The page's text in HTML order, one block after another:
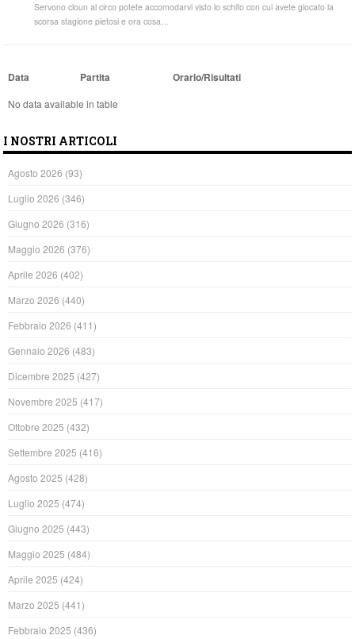
Servono cloun al circo potete accomodarvi visto lo schifo con cui avete giocato la
scorsa stagione pietosi e ora cosa…
Data Partita Orario/Risultati
No data available in table
I NOSTRI ARTICOLI
Agosto 2026 (93)
Luglio 2026 (346)
Giugno 2026 (316)
Maggio 2026 (376)
Aprile 2026 (402)
Marzo 2026 (440)
Febbraio 2026 (411)
Gennaio 2026 (483)
Dicembre 2025 (427)
Novembre 2025 (417)
Ottobre 2025 (432)
Settembre 2025 (416)
Agosto 2025 (428)
Luglio 2025 (474)
Giugno 2025 (443)
Maggio 2025 (484)
Aprile 2025 (424)
Marzo 2025 (441)
Febbraio 2025 (436)